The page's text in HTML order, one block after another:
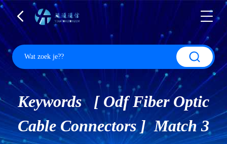
Keywords [ Odf Fiber Optic
Cable Connectors ] Match 3